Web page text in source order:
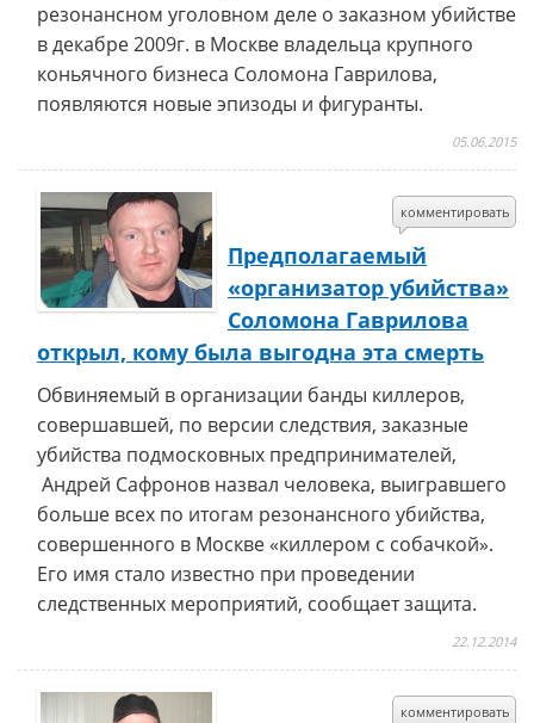
резонансном уголовном деле о заказном убийстве
в декабре 2009г. в Москве владельца крупного
коньячного бизнеса Соломона Гаврилова,
появляются новые эпизоды и фигуранты.
05.06.2015
комментировать
Предполагаемый
«организатор убийства»
Соломона Гаврилова
открыл, кому была выгодна эта смерть
Обвиняемый в организации банды киллеров,
совершавшей, по версии следствия, заказные
убийства подмосковных предпринимателей,
Андрей Сафронов назвал человека, выигравшего
больше всех по итогам резонансного убийства,
совершенного в Москве «киллером с собачкой».
Его имя стало известно при проведении
следственных мероприятий, сообщает защита.
22.12.2014
комментировать